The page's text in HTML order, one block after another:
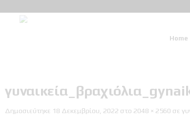
Home
Δημοσιεύτηκε 18 Δεκεμβρίου, 2022 στο 2048 × 2560 σε